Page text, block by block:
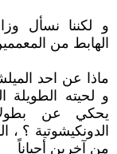
و لكننا نسأل
الهابط من
ماذا عن احد
و لحيته
يحكي عن
الدونكيشوتية ؟
من آخرين أحياناً